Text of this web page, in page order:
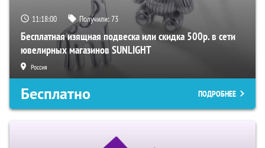
11:17:59 Получили:73
Бесплатная изящная подвеска или скидка 500р. в сети
ювелирных магазинов SUNLIGHT
Россия
Бесплатно ПОДРОБНЕЕ